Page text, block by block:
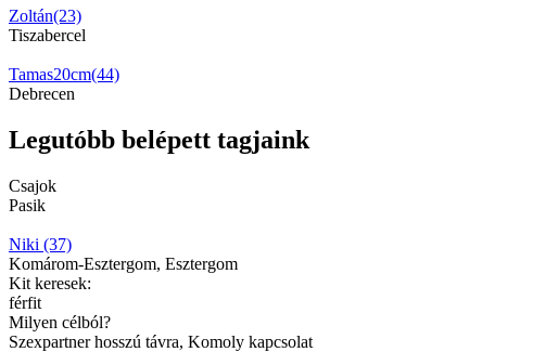
Zoltán(23)
Tiszabercel
Tamas20cm(44)
Debrecen
Legutóbb belépett tagjaink
Csajok
Pasik
Niki (37)
Komárom-Esztergom, Esztergom
Kit keresek:
férfit
Milyen célból?
Szexpartner hosszú távra, Komoly kapcsolat